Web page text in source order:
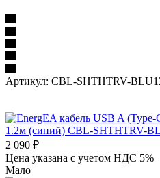
Артикул: CBL-SHTHTRV-
2 090 ₽
Цена указана с учетом НДС 5%
Мало